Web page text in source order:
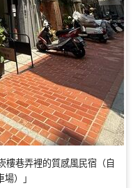
樓巷弄裡的質感風民宿（自
）」